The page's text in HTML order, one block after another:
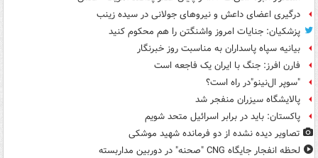
درگیری اعضای داعش و نیروهای جولانی در سیده زینب
پزشکیان: جنایات امروز واشنگتن را هم محکوم کنید
بیانیه سپاه پاسداران به مناسبت روز خبرنگار
فارن افرز: جنگ با ایران یک فاجعه است
"سوپر ال‌نینو"در راه است؟
پالایشگاه سیزران منفجر شد
پاکستان: باید در برابر اسرائیل متحد شویم
تصاویر دیده‌ نشده از دو فرمانده شهید موشکی
لحظه انفجار جایگاه CNG "صحنه" در دوربین مداربسته